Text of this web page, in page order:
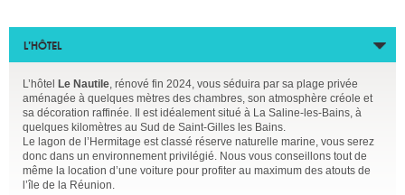
L’HÔTEL
L’hôtel Le Nautile, rénové fin 2024, vous séduira par sa plage privée
aménagée à quelques mètres des chambres, son atmosphère créole et
sa décoration raffinée. Il est idéalement situé à La Saline-les-Bains, à
quelques kilomètres au Sud de Saint-Gilles les Bains.
Le lagon de l’Hermitage est classé réserve naturelle marine, vous serez
donc dans un environnement privilégié. Nous vous conseillons tout de
même la location d’une voiture pour profiter au maximum des atouts de
l’île de la Réunion.